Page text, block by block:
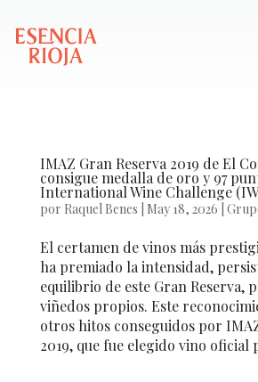
IMAZ Gran Reserva 2019 de El
consigue medalla de oro y 97
International Wine Challenge
por Raquel Benes May 18, 2026
El certamen de vinos más
ha premiado la intensidad,
equilibrio de este Gran Reserva,
viñedos propios. Este
otros hitos conseguidos por
2019, que fue elegido vino oficial